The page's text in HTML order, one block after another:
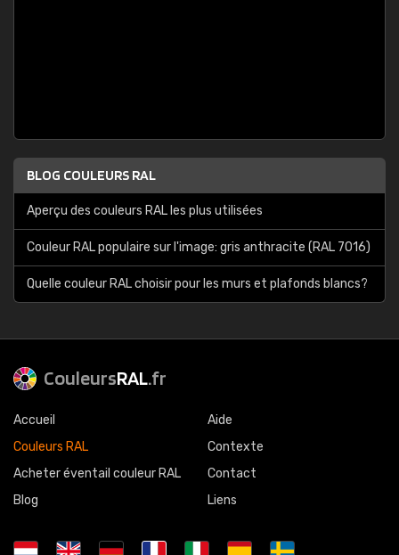
BLOG COULEURS RAL
Aperçu des couleurs RAL les plus utilisées
Couleur RAL populaire sur l'image: gris anthracite (RAL 7016)
Quelle couleur RAL choisir pour les murs et plafonds blancs?
CouleursRAL.fr
Accueil
Couleurs RAL
Acheter éventail couleur RAL
Blog
Aide
Contexte
Contact
Liens